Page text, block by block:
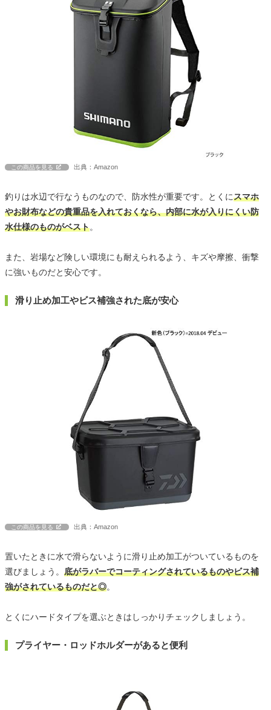
この商品を見る 出典：Amazon
釣りは水辺で行なうものなので、防水性が重要です。とくにスマホ
やお財布などの貴重品を入れておくなら、内部に水が入りにくい防
水仕様のものがベスト。
また、岩場など険しい環境にも耐えられるよう、キズや摩擦、衝撃
に強いものだと安心です。
滑り止め加工やビス補強された底が安心
この商品を見る 出典：Amazon
置いたときに水で滑らないように滑り止め加工がついているものを
選びましょう。 底がラバーでコーティングされているものやビス補
強がされているものだと◎。
とくにハードタイプを選ぶときはしっかりチェックしましょう。
プライヤー・ロッドホルダーがあると便利